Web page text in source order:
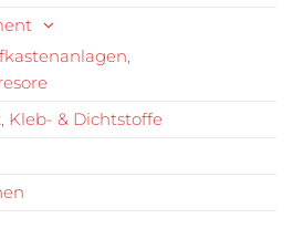
Kleb- & Dichtstoffe